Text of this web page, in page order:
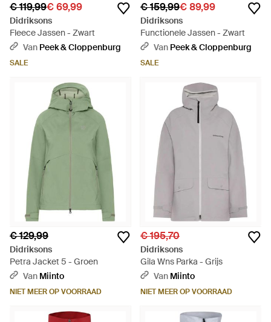
€ 119,99€ 69,99
Didriksons
Fleece Jassen - Zwart
Van Peek & Cloppenburg
SALE
€ 159,99€ 89,99
Didriksons
Functionele Jassen - Zwart
Van Peek & Cloppenburg
SALE
€ 129,99
Didriksons
Petra Jacket 5 - Groen
Van Miinto
NIET MEER OP VOORRAAD
€ 195,70
Didriksons
Gila Wns Parka - Grijs
Van Miinto
NIET MEER OP VOORRAAD